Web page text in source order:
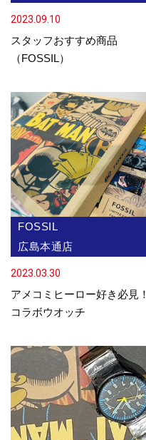
2023.09.10
スタッフおすすめ商品
（FOSSIL）
FOSSIL
広島本通店
2023.03.30
アメコミヒーロー好き必見！
コラボウオッチ